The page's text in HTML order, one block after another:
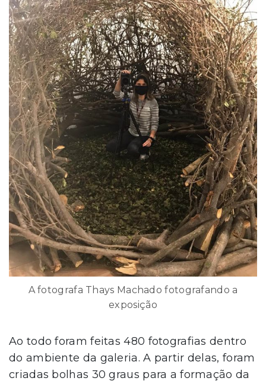
A fotografa Thays Machado fotografando a
exposição
Ao todo foram feitas 480 fotografias dentro
do ambiente da galeria. A partir delas, foram
criadas bolhas 30 graus para a formação da